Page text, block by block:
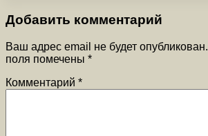
Добавить комментарий
Ваш адрес email не будет опубликован.
поля помечены *
Комментарий *